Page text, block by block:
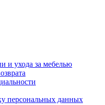
и ухода за мебелью
персональных данных